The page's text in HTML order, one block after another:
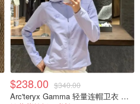
$238.00 $340.00
Arc'teryx Gamma 轻量连帽卫衣 女款